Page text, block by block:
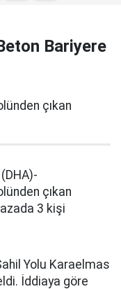
Bariyere
çıkan
çıkan
3 kişi
Yolu Karaelmas
İddiaya göre